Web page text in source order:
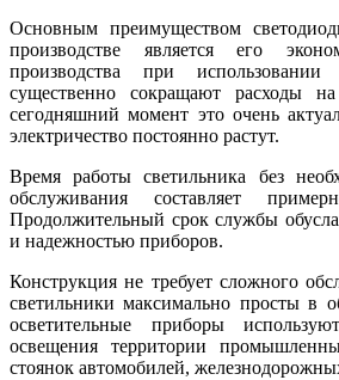
Основным преимуществом
производстве является его
производства при использовании
существенно сокращают расходы
сегодняшний момент это очень
электричество постоянно растут.
Время работы светильника без
обслуживания составляет
Продолжительный срок службы
и надежностью приборов.
Конструкция не требует сложного
светильники максимально просты в
осветительные приборы
освещения территории
стоянок автомобилей,